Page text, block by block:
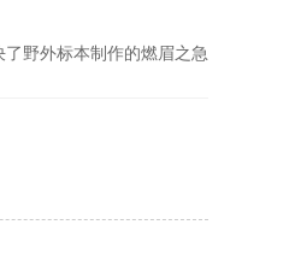
野外标本制作的燃眉之急